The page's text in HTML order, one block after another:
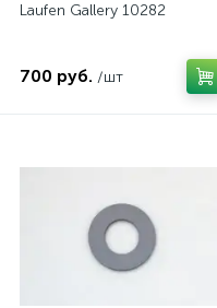
Laufen Gallery 10282
700 руб. /шт